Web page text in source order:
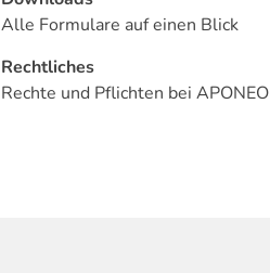
Alle Formulare auf einen Blick
Rechtliches
Rechte und Pflichten bei APONEO